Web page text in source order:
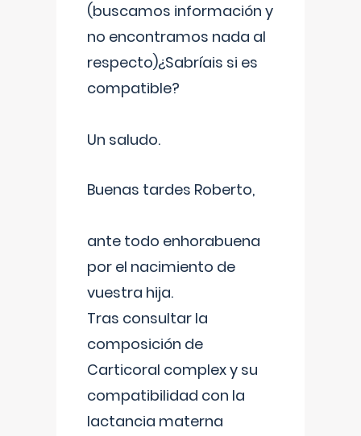
(buscamos información y
no encontramos nada al
respecto)¿Sabríais si es
compatible?
Un saludo.
Buenas tardes Roberto,
ante todo enhorabuena
por el nacimiento de
vuestra hija.
Tras consultar la
composición de
Carticoral complex y su
compatibilidad con la
lactancia materna